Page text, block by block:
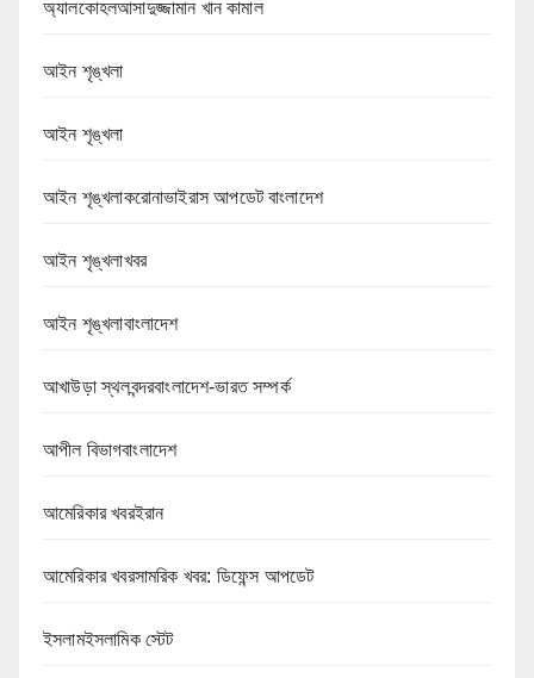
অ্যালকোহলআসাদুজ্জামান খান কামাল
আইন শৃঙ্খলা
আইন শৃঙ্খলা
আইন শৃঙ্খলাকরোনাভাইরাস আপডেট বাংলাদেশ
আইন শৃঙ্খলাখবর
আইন শৃঙ্খলাবাংলাদেশ
আখাউড়া স্থলবন্দরবাংলাদেশ-ভারত সম্পর্ক
আপীল বিভাগবাংলাদেশ
আমেরিকার খবরইরান
আমেরিকার খবরসামরিক খবর: ডিফেন্স আপডেট
ইসলামইসলামিক স্টেট